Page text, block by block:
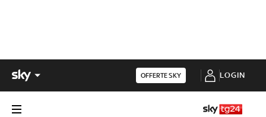
OFFERTE SKY LOGIN